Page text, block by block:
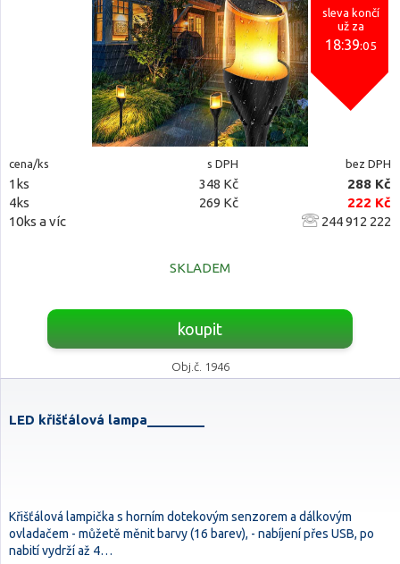
sleva končí
už za
18:39:04
cena/ks s DPH bez DPH
1ks 348 Kč
288 Kč
4ks
269 Kč
222 Kč
10ks a víc
244 912 222
SKLADEM
koupit
Obj.č. 1946
LED křišťálová lampa________
Křišťálová lampička s horním dotekovým senzorem a dálkovým
ovladačem - můžetě měnit barvy (16 barev), - nabíjení přes USB, po
nabití vydrží až 4…